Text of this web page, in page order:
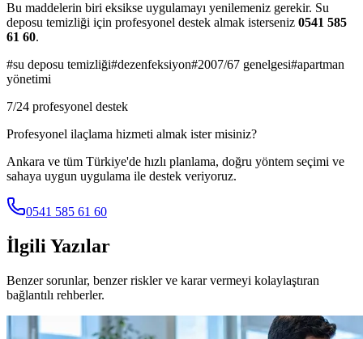
Bu maddelerin biri eksikse uygulamayı yenilemeniz gerekir. Su
deposu temizliği için profesyonel destek almak isterseniz 0541 585
61 60.
#su deposu temizliği#dezenfeksiyon#2007/67 genelgesi#apartman
yönetimi
7/24 profesyonel destek
Profesyonel ilaçlama hizmeti almak ister misiniz?
Ankara ve tüm Türkiye'de hızlı planlama, doğru yöntem seçimi ve
sahaya uygun uygulama ile destek veriyoruz.
0541 585 61 60
İlgili Yazılar
Benzer sorunlar, benzer riskler ve karar vermeyi kolaylaştıran
bağlantılı rehberler.